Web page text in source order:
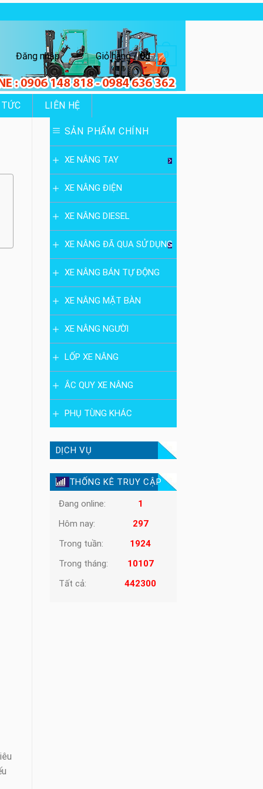
Đăng nhập Giỏ hàng /0₫ 0
LIÊN HỆ
SẢN PHẨM CHÍNH
XE NÂNG TAY
XE NÂNG ĐIỆN
XE NÂNG DIESEL
XE NÂNG ĐÃ QUA SỬ DỤNG
XE NÂNG BÁN TỰ ĐỘNG
XE NÂNG MẶT BÀN
XE NÂNG NGƯỜI
LỐP XE NÂNG
ẮC QUY XE NÂNG
PHỤ TÙNG KHÁC
DỊCH VỤ
THỐNG KÊ TRUY CẬP
Đang online:
1
Hôm nay:
297
Trong tuần:
1924
Trong tháng:
10107
Tất cả:
442300